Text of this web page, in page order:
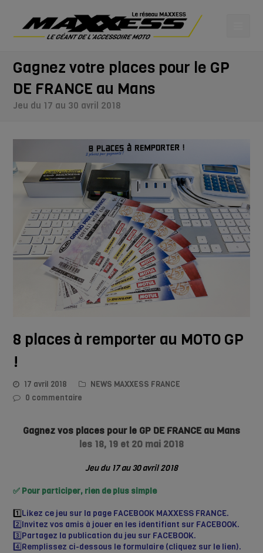
Gagnez votre places pour le GP
DE FRANCE au Mans
Jeu du 17 au 30 avril 2018
8 places à remporter au MOTO GP
!
17 avril 2018
NEWS MAXXESS FRANCE
0 commentaire
Gagnez vos places pour le GP DE FRANCE au Mans
les 18, 19 et 20 mai 2018
Jeu du 17 au 30 avril 2018
✅ Pour participer, rien de plus simple
1️⃣Likez ce jeu sur la page FACEBOOK MAXXESS FRANCE.
2️⃣Invitez vos amis à jouer en les identifiant sur FACEBOOK.
3️⃣Partagez la publication du jeu sur FACEBOOK.
4️⃣Remplissez ci-dessous le formulaire (cliquez sur le lien).